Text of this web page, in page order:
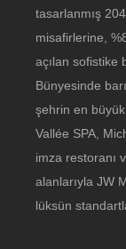
tasarlanmış
misafirlerine,
açılan sofistike
Bünyesinde
şehrin en
Vallée SPA,
imza restoranı
alanlarıyla JW
lüksün